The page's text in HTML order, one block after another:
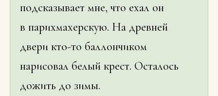
подсказывает мне, что ехал он
в парихмахерскую. На древней
двери кто-то баллончиком
нарисовал белый крест. Осталось
дожить до зимы.